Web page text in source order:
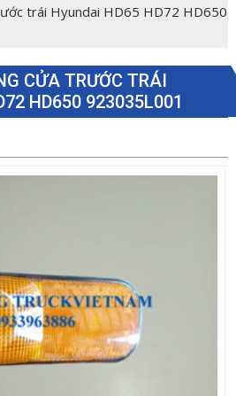
trái Hyundai HD65 HD72 HD650
CỬA TRƯỚC TRÁI
HD650 923035L001